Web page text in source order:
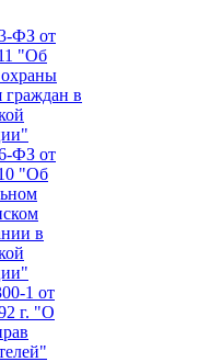
ФЗ от
"Об
граждан в
ФЗ от
"Об
в
1 от
г. "О